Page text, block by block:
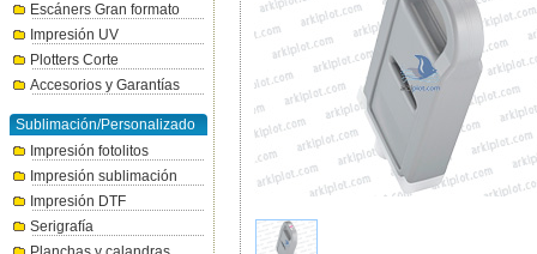
Escáners Gran formato
Impresión UV
Plotters Corte
Accesorios y Garantías
Sublimación/Personalizado
Impresión fotolitos
Impresión sublimación
Impresión DTF
Serigrafía